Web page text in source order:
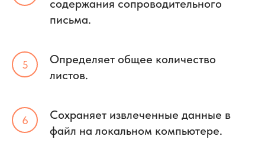
содержания сопроводительного
письма.
Определяет общее количество
листов.
Сохраняет извлеченные данные в
файл на локальном компьютере.